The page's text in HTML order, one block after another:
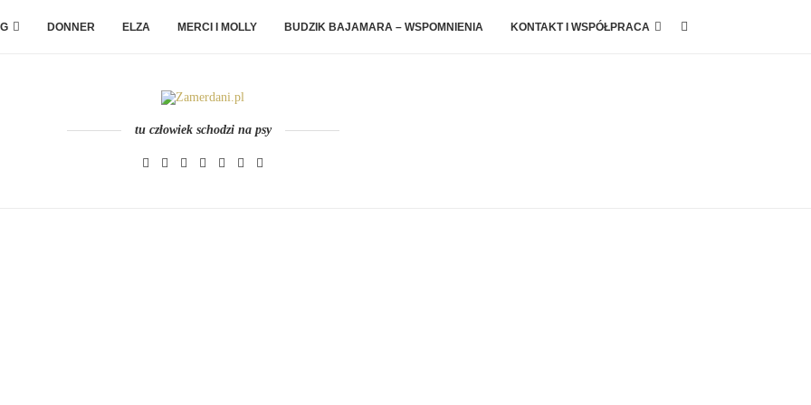
DONNER ELZA MERCI I MOLLY BUDZIK BAJAMARA – WSPOMNIENIA KONTAKT I WSPÓŁPRACA
tu człowiek schodzi na psy